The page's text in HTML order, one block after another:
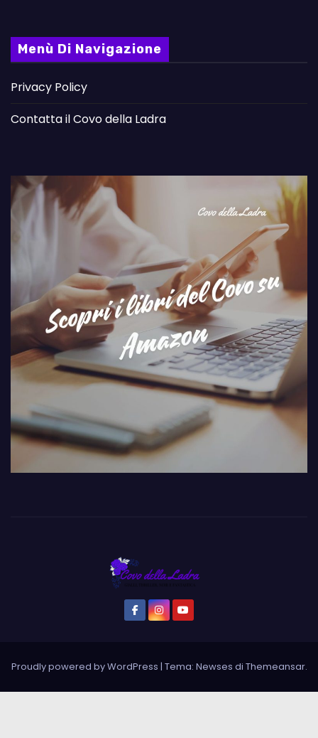
Menù Di Navigazione
Privacy Policy
Contatta il Covo della Ladra
Proudly powered by WordPress | Tema: Newses di Themeansar.